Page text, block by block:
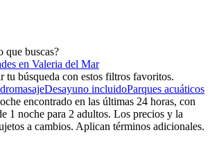
que buscas?
en Valeria del Mar
tu búsqueda con estos filtros favoritos.
Desayuno incluidoParques acuáticos
encontrado en las últimas 24 horas, con
1 noche para 2 adultos. Los precios y la
a cambios. Aplican términos adicionales.